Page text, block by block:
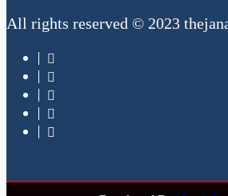
All rights reserved © 2023